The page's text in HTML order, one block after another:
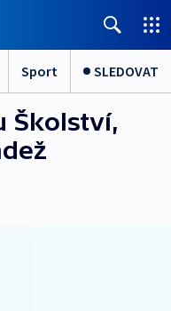
Sport SLEDOVAT
Školství,